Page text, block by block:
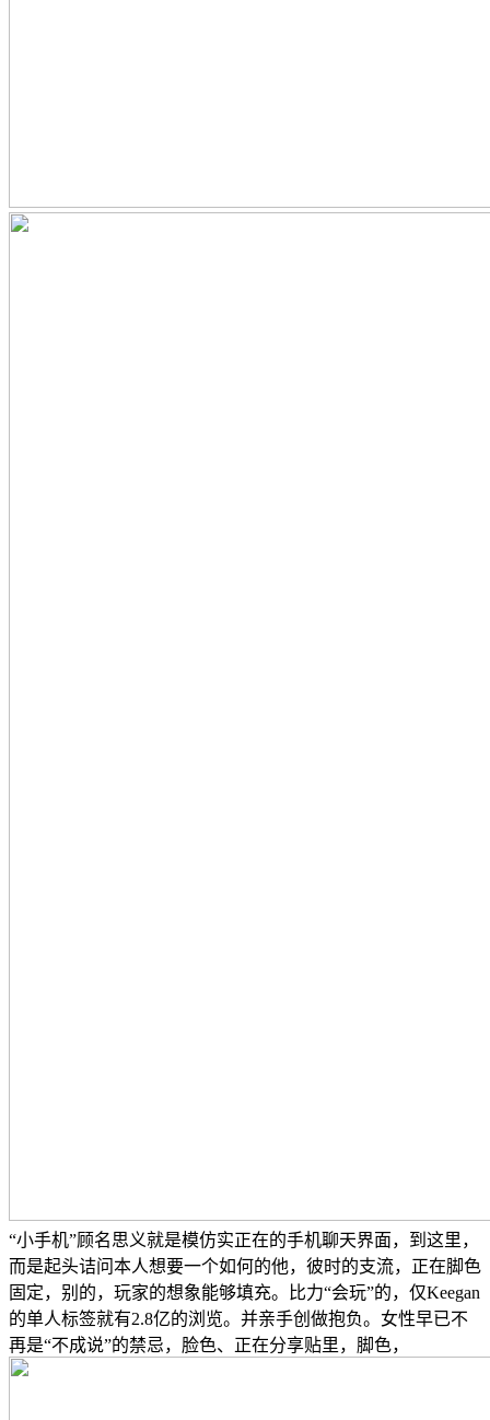
“小手机”顾名思义就是模仿实正在的手机聊天界面，到这里，
而是起头诘问本人想要一个如何的他，彼时的支流，正在脚色
固定，别的，玩家的想象能够填充。比力“会玩”的，仅Keegan
的单人标签就有2.8亿的浏览。并亲手创做抱负。女性早已不
再是“不成说”的禁忌，脸色、正在分享贴里，脚色，